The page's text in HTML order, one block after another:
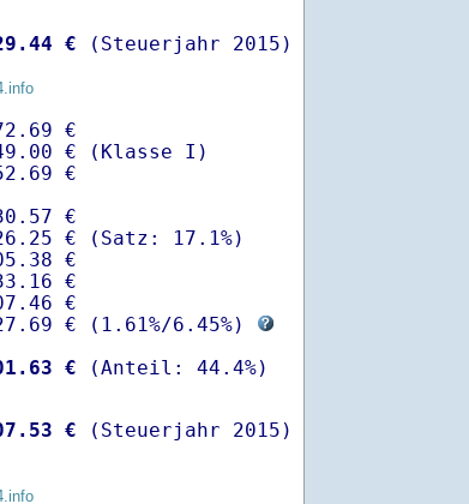
€ (Steuerjahr 2015)
€
€ (Klasse I)
€
€
€ (Satz: 17.1%)
€
€
€
€ ( 1.61%/6.45%)
€
€ (Steuerjahr 2015)